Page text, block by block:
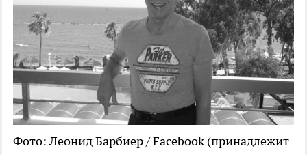
Фото: Леонид Барбиер / Facebook (принадлежит